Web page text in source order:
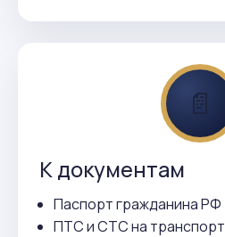
📄
К документам
Паспорт гражданина РФ
ПТС и СТС на транспорт